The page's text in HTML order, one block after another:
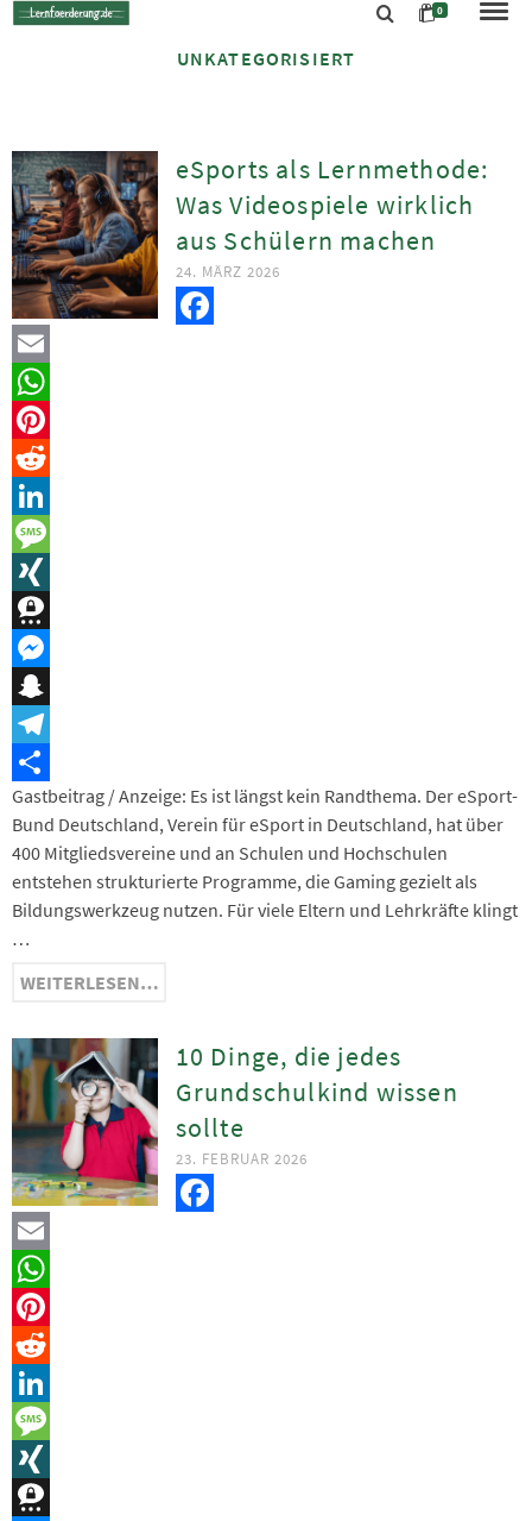
0
UNKATEGORISIERT
eSports als Lernmethode:
Was Videospiele wirklich
aus Schülern machen
24. MÄRZ 2026
Facebook
Email
WhatsApp
Pinterest
Reddit
LinkedIn
Message
XING
Threema
Messenger
Snapchat
Telegram
Teilen
Gastbeitrag / Anzeige: Es ist längst kein Randthema. Der eSport-
Bund Deutschland, Verein für eSport in Deutschland, hat über
400 Mitgliedsvereine und an Schulen und Hochschulen
entstehen strukturierte Programme, die Gaming gezielt als
Bildungswerkzeug nutzen. Für viele Eltern und Lehrkräfte klingt
…
WEITERLESEN…
10 Dinge, die jedes
Grundschulkind wissen
sollte
23. FEBRUAR 2026
Facebook
Email
WhatsApp
Pinterest
Reddit
LinkedIn
Message
XING